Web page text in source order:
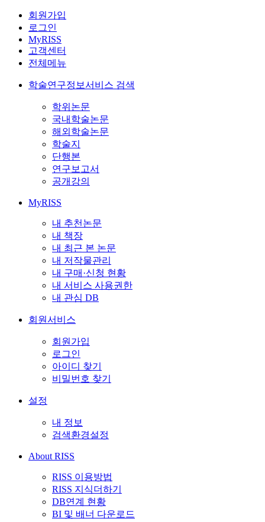
회원가입
로그인
MyRISS
고객센터
전체메뉴
학술연구정보서비스 검색
학위논문
국내학술논문
해외학술논문
학술지
단행본
연구보고서
공개강의
MyRISS
내 추천논문
내 책장
내 최근 본 논문
내 저작물관리
내 구매·신청 현황
내 서비스 사용권한
내 관심 DB
회원서비스
회원가입
로그인
아이디 찾기
비밀번호 찾기
설정
내 정보
검색환경설정
About RISS
RISS 이용방법
RISS 지식더하기
DB연계 현황
BI 및 배너 다운로드